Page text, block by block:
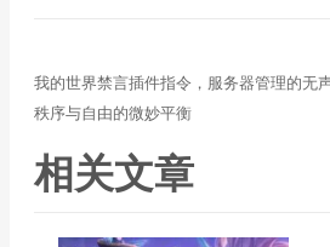
我的世界禁言插件指令，服务器管理的无
秩序与自由的微妙平衡
相关文章